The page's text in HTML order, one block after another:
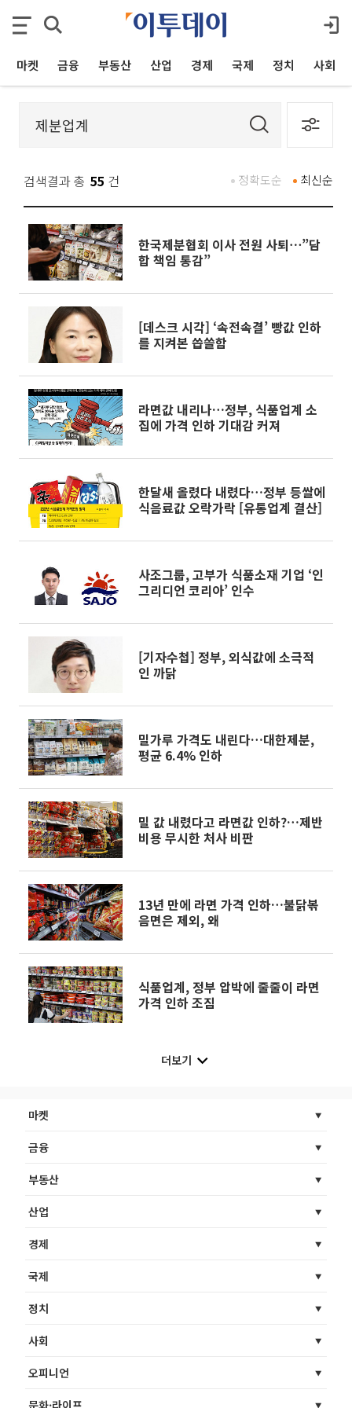
마켓 금융 부동산 산업 경제 국제 정치 사회
검색결과 총 55 건 최신순
정확도순
한국제분협회 이사 전원 사퇴⋯”담
합 책임 통감”
[데스크 시각] ‘속전속결’ 빵값 인하
를 지켜본 씁쓸함
라면값 내리나…정부, 식품업계 소
집에 가격 인하 기대감 커져
한달새 올렸다 내렸다…정부 등쌀에
식음료값 오락가락 [유통업계 결산]
사조그룹, 고부가 식품소재 기업 ‘인
그리디언 코리아’ 인수
[기자수첩] 정부, 외식값에 소극적
인 까닭
밀가루 가격도 내린다…대한제분,
평균 6.4% 인하
밀 값 내렸다고 라면값 인하?…제반
비용 무시한 처사 비판
13년 만에 라면 가격 인하…불닭볶
음면은 제외, 왜
식품업계, 정부 압박에 줄줄이 라면
가격 인하 조짐
더보기
마켓
금융
부동산
산업
경제
국제
정치
사회
오피니언
문화·라이프